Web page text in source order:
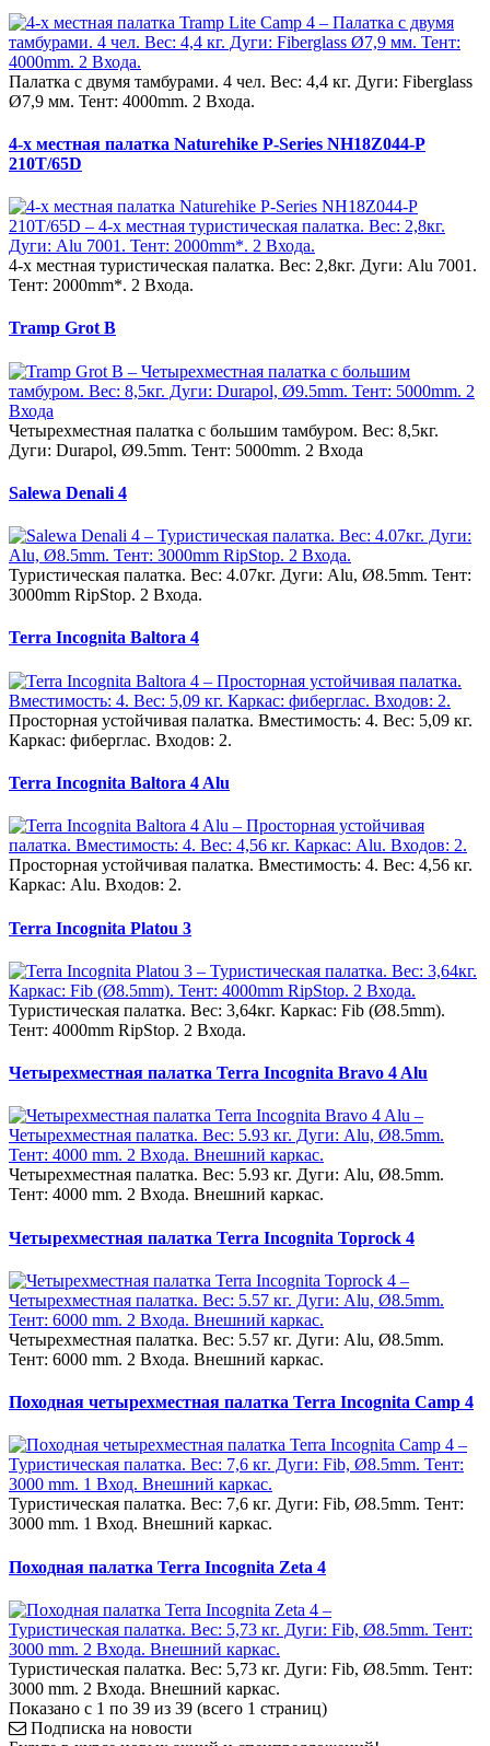
Палатка с двумя тамбурами. 4 чел. Вес: 4,4 кг. Дуги: Fiberglass
Ø7,9 мм. Тент: 4000mm. 2 Входа.
4-х местная палатка Naturehike P-Series NH18Z044-P
210T/65D
4-х местная туристическая палатка. Вес: 2,8кг. Дуги: Alu 7001.
Тент: 2000mm*. 2 Входа.
Tramp Grot B
Четырехместная палатка с большим тамбуром. Вес: 8,5кг.
Дуги: Durapol, Ø9.5mm. Тент: 5000mm. 2 Входа
Salewa Denali 4
Туристическая палатка. Вес: 4.07кг. Дуги: Alu, Ø8.5mm. Тент:
3000mm RipStop. 2 Входа.
Terra Incognita Baltora 4
Просторная устойчивая палатка. Вместимость: 4. Вес: 5,09 кг.
Каркас: фиберглас. Входов: 2.
Terra Incognita Baltora 4 Alu
Просторная устойчивая палатка. Вместимость: 4. Вес: 4,56 кг.
Каркас: Alu. Входов: 2.
Terra Incognita Platou 3
Туристическая палатка. Вес: 3,64кг. Каркас: Fib (Ø8.5mm).
Тент: 4000mm RipStop. 2 Входа.
Четырехместная палатка Terra Incognita Bravo 4 Alu
Четырехместная палатка. Вес: 5.93 кг. Дуги: Alu, Ø8.5mm.
Тент: 4000 mm. 2 Входа. Внешний каркас.
Четырехместная палатка Terra Incognita Toprock 4
Четырехместная палатка. Вес: 5.57 кг. Дуги: Alu, Ø8.5mm.
Тент: 6000 mm. 2 Входа. Внешний каркас.
Походная четырехместная палатка Terra Incognita Camp 4
Туристическая палатка. Вес: 7,6 кг. Дуги: Fib, Ø8.5mm. Тент:
3000 mm. 1 Вход. Внешний каркас.
Походная палатка Terra Incognita Zeta 4
Туристическая палатка. Вес: 5,73 кг. Дуги: Fib, Ø8.5mm. Тент:
3000 mm. 2 Входа. Внешний каркас.
Показано с 1 по 39 из 39 (всего 1 страниц)
Подписка на новости